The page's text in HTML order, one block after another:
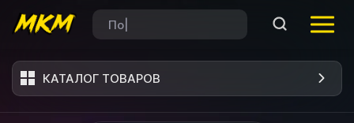
КАТАЛОГ ТОВАРОВ